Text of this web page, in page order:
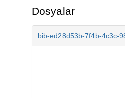
Dosyalar
bib-ed28d53b-7f4b-4c3c-